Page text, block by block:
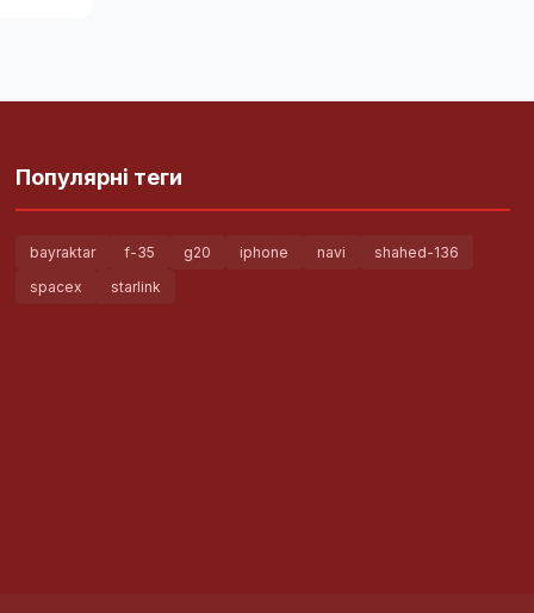
Популярні теги
bayraktar f-35 g20 iphone navi
shahed-136
spacex
starlink